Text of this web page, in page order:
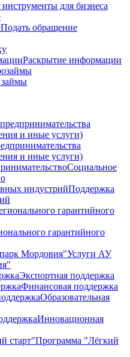
для бизнеса
Подать обращение
Раскрытие информации
и иные услуги)
Социальное
Поддержка
гарантийного
Услуги АУ
Экспортная поддержка
Финансовая поддержка
Образовательная
Инновационная
Программа "Лёгкий